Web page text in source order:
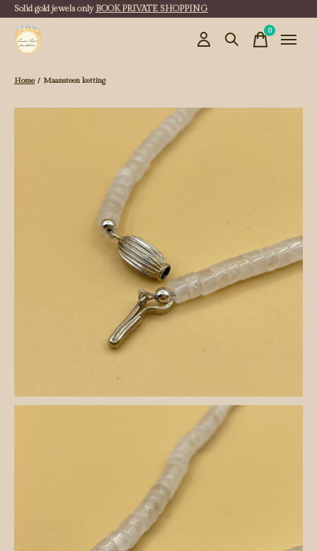
Solid gold jewels only BOOK PRIVATE SHOPPING
0items
Home / Maansteen ketting